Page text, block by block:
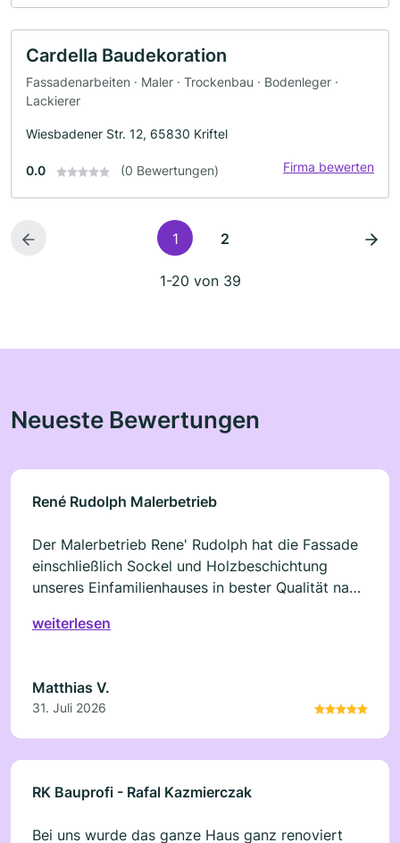
Cardella Baudekoration
Fassadenarbeiten · Maler · Trockenbau · Bodenleger ·
Lackierer
Wiesbadener Str. 12, 65830 Kriftel
0.0 (0 Bewertungen) Firma bewerten
1 2
1-20 von 39
Neueste Bewertungen
René Rudolph Malerbetrieb
Der Malerbetrieb Rene' Rudolph hat die Fassade
einschließlich Sockel und Holzbeschichtung
unseres Einfamilienhauses in bester Qualität nach
erfolgt durch die Mitarbeiter zügig und wurden
stimmt nach unserer Auffassung auch das
Preis/Leistungsverhältnis. Allen sei nochmals auf
diesem Weg ein Dank ausgesprochen.
weiterlesen
Matthias V.
31. Juli 2026
RK Bauprofi - Rafal Kazmierczak
Bei uns wurde das ganze Haus ganz renoviert